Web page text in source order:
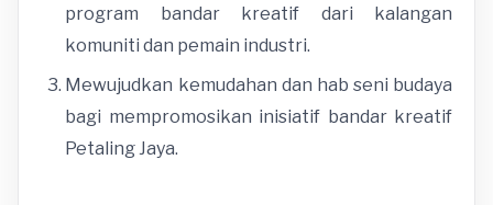
program bandar kreatif dari kalangan
komuniti dan pemain industri.
Mewujudkan kemudahan dan hab seni budaya
bagi mempromosikan inisiatif bandar kreatif
Petaling Jaya.